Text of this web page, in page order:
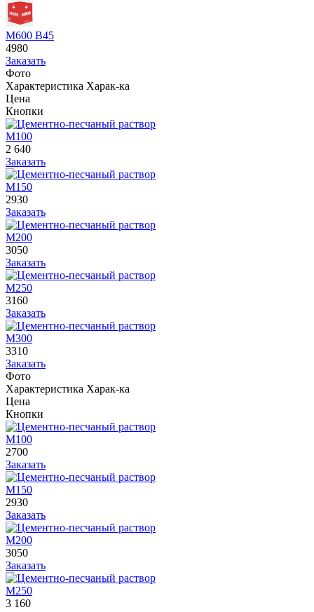
М600 В45
4980
Заказать
Фото
Характеристика Харак-ка
Цена
Кнопки
М100
2 640
Заказать
М150
2930
Заказать
М200
3050
Заказать
М250
3160
Заказать
М300
3310
Заказать
Фото
Характеристика Харак-ка
Цена
Кнопки
М100
2700
Заказать
М150
2930
Заказать
М200
3050
Заказать
М250
3 160